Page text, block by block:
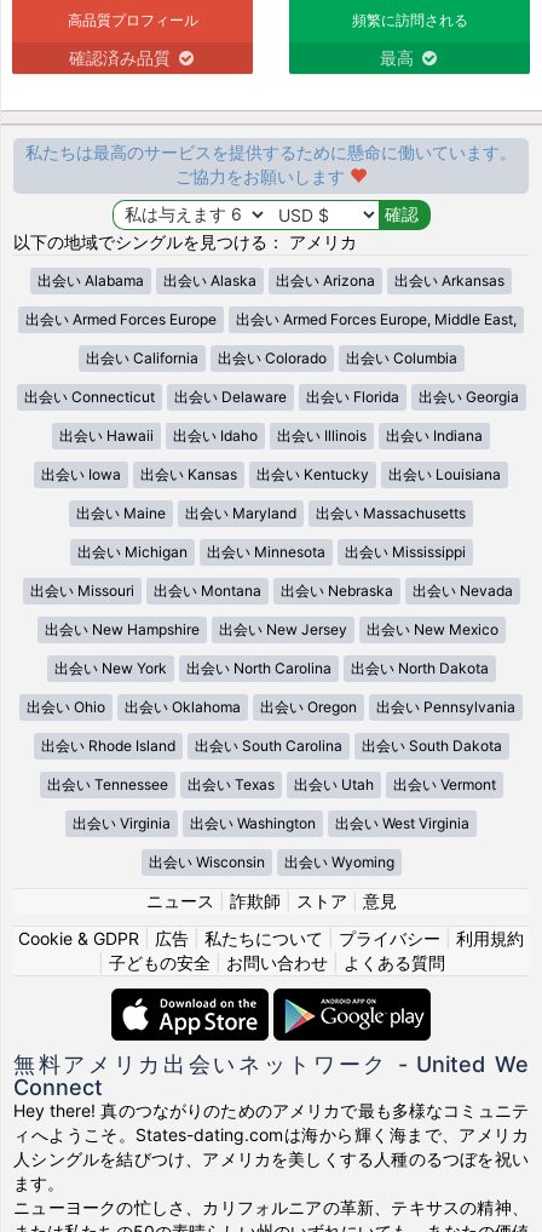
高品質プロフィール
確認済み品質
頻繁に訪問される
最高
私たちは最高のサービスを提供するために懸命に働いています。
ご協力をお願いします
以下の地域でシングルを見つける： アメリカ
出会い Alabama 出会い Alaska 出会い Arizona 出会い Arkansas
出会い Armed Forces Europe 出会い Armed Forces Europe, Middle East,
出会い California 出会い Colorado 出会い Columbia
出会い Connecticut 出会い Delaware 出会い Florida 出会い Georgia
出会い Hawaii 出会い Idaho 出会い Illinois 出会い Indiana
出会い Iowa 出会い Kansas 出会い Kentucky 出会い Louisiana
出会い Maine 出会い Maryland 出会い Massachusetts
出会い Michigan 出会い Minnesota 出会い Mississippi
出会い Missouri 出会い Montana 出会い Nebraska 出会い Nevada
出会い New Hampshire 出会い New Jersey 出会い New Mexico
出会い New York 出会い North Carolina 出会い North Dakota
出会い Ohio 出会い Oklahoma 出会い Oregon 出会い Pennsylvania
出会い Rhode Island 出会い South Carolina 出会い South Dakota
出会い Tennessee 出会い Texas 出会い Utah 出会い Vermont
出会い Virginia 出会い Washington 出会い West Virginia
出会い Wisconsin 出会い Wyoming
ニュース 詐欺師 ストア
意見
Cookie & GDPR
広告 私たちについて プライバシー
利用規約
子どもの安全| お問い合わせ| よくある質問
無料アメリカ出会いネットワーク - United We
Connect
Hey there! 真のつながりのためのアメリカで最も多様なコミュニテ
ィへようこそ。States-dating.comは海から輝く海まで、アメリカ
人シングルを結びつけ、アメリカを美しくする人種のるつぼを祝い
ます。
ニューヨークの忙しさ、カリフォルニアの革新、テキサスの精神、